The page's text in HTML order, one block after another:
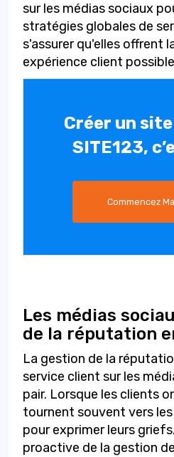
sur les médias sociaux
stratégies globales de
s'assurer qu'elles offrent
expérience client
Créer un
SITE123,
Commencez
Les médias
de la réputation
La gestion de la
service client sur les
pair. Lorsque les clients
tournent souvent vers
pour exprimer leurs
proactive de la gestion